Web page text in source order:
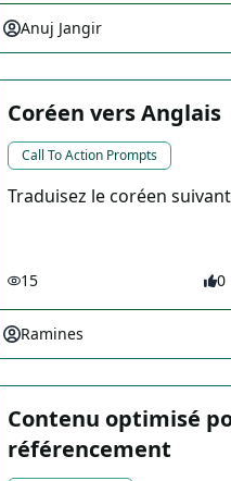
Anuj Jangir
Coréen vers Anglais
Call To Action Prompts
Traduisez le coréen
15 0
Ramines
Contenu optimisé
référencement